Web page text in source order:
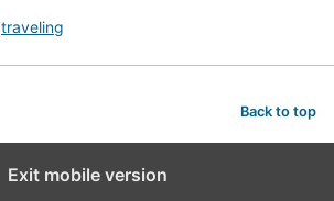
traveling
Back to top
Exit mobile version